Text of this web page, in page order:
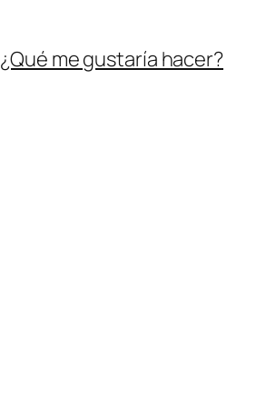
¿Qué me gustaría hacer?